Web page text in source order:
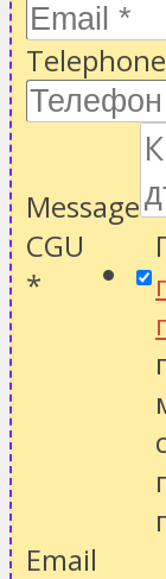
Telephone
Message
CGU
*
Email